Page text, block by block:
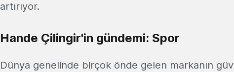
artırıyor.
Hande Çilingir'in gündemi: Spor
Dünya genelinde birçok önde gelen markanın